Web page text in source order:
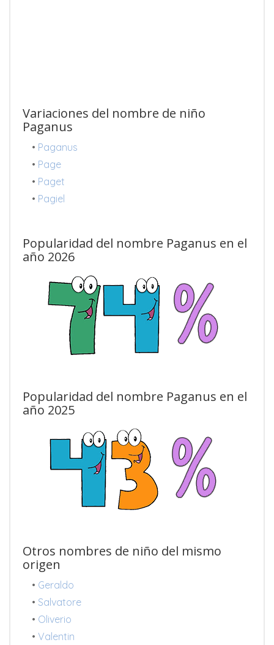
Variaciones del nombre de niño
Paganus
• Paganus
• Page
• Paget
• Pagiel
Popularidad del nombre Paganus en el
año 2026
Popularidad del nombre Paganus en el
año 2025
Otros nombres de niño del mismo
origen
• Geraldo
• Salvatore
• Oliverio
• Valentin